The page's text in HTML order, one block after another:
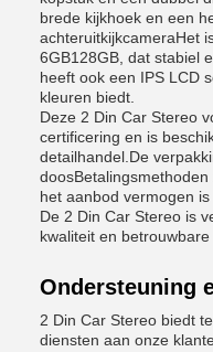
brede kijkhoek en een
achteruitkijkcameraHet
6GB128GB, dat stabiel
heeft ook een IPS LCD
kleuren biedt.
Deze 2 Din Car Stereo
certificering en is
detailhandel.De
het aanbod vermogen
De 2 Din Car Stereo is
kwaliteit en
Ondersteuning
2 Din Car Stereo biedt
diensten aan onze